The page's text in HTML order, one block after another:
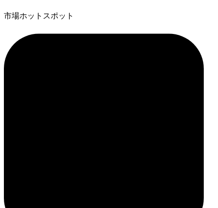
市場ホットスポット